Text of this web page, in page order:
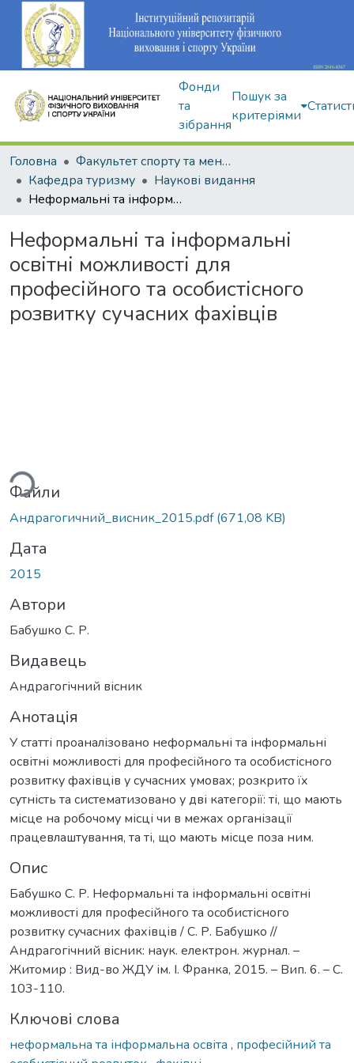
Фонди
та
зібрання
Пошук за
критеріями
Головна
Факультет спорту та менеджменту
Кафедра туризму
Наукові видання
Неформальні та інформальні освітні можливості для професійного та особистісного розвитку сучасних фахівців
Неформальні та інформальні
освітні можливості для
професійного та особистісного
розвитку сучасних фахівців
Файли
Андрагогичний_висник_2015.pdf(671,08 KB)
Дата
2015
Автори
Бабушко С. Р.
Видавець
Андрагогічний вісник
Анотація
У статті проаналізовано неформальні та інформальні
освітні можливості для професійного та особистісного
розвитку фахівців у сучасних умовах; розкрито їх
сутність та систематизовано у дві категорії: ті, що мають
місце на робочому місці чи в межах організації
працевлаштування, та ті, що мають місце поза ним.
Опис
Бабушко С. Р. Неформальні та інформальні освітні
можливості для професійного та особистісного
розвитку сучасних фахівців / С. Р. Бабушко //
Андрагогічний вісник: наук. електрон. журнал. –
Житомир : Вид-во ЖДУ ім. І. Франка, 2015. – Вип. 6. – С.
103-110.
Ключові слова
неформальна та інформальна освіта , професійний та